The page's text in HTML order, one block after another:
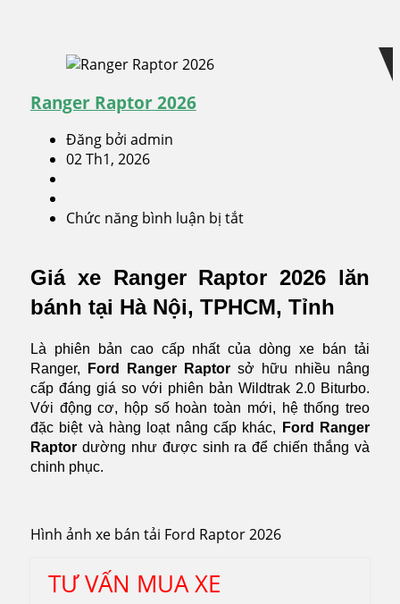
navigation
Ranger Raptor 2026
Đăng bởi admin
02 Th1, 2026
Chức năng bình luận bị tắtở
2026
Giá xe Ranger Raptor 2026 lăn
bánh tại Hà Nội, TPHCM, Tỉnh
Là phiên bản cao cấp nhất của dòng xe bán tải
Ranger,
Ford Ranger Raptorsở hữu nhiều nâng
cấp đáng giá so với phiên bản Wildtrak 2.0 Biturbo.
Với động cơ, hộp số hoàn toàn mới, hệ thống treo
đặc biệt và hàng loạt nâng cấp khác,
Ford Ranger
Raptor dường như được sinh ra để chiến thắng và
chinh phục.
Hình ảnh xe bán tải Ford Raptor 2026
TƯ VẤN MUA XE